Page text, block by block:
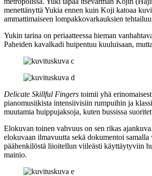
menettänyttä Yukia ennen kuin Koji katoaa
ammattimaiseen lompakkovarkauksien
Yukin tarina on periaatteessa hieman
Paheiden kavalkadi huipentuu kuuluisaan,
Delicate Skillful Fingers toimii yhä
pianomusiikista intensiivisiin rumpuihin ja
muutamia huippujaksoja, kuten bussissa
Elokuvan toinen vahvuus on sen rikas
elokuvaan ilmavuutta sekä dokumentoi
päähenkilöstä liioitellun viileästi käyttäytyviin
mainio.